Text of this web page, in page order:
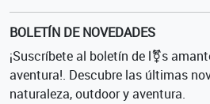
BOLETÍN DE NOVEDADES
¡Suscríbete al boletín de l⚧s
aventura!. Descubre las últimas
naturaleza, outdoor y aventura.